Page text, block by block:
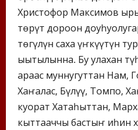
Христофор Максимов
төрүт дорҕоон
төгүлүн саха үҥкүүтүн
ыытылынна. Бу улахан
араас муннугуттан Нам,
Хаҥалас, Бүлүү, Томпо,
куорат Хатаһыттан,
кыттааччы бастыҥ иһин